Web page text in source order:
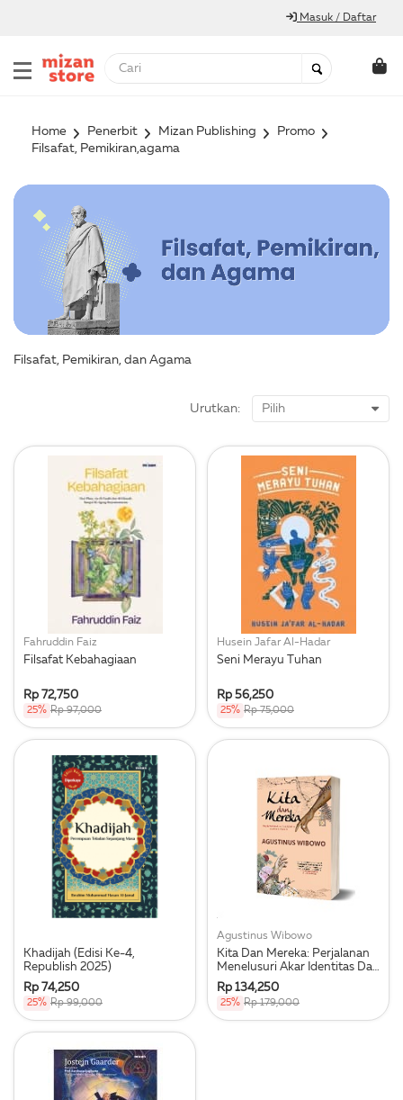
Masuk / Daftar
Home Penerbit Mizan Publishing
Promo
Filsafat, Pemikiran,agama
Filsafat, Pemikiran, dan Agama
Urutkan:
Fahruddin Faiz
Filsafat Kebahagiaan
Rp 72,750
25% Rp 97,000
Husein Jafar Al-Hadar
Seni Merayu Tuhan
Rp 56,250
25% Rp 75,000
Khadijah (Edisi Ke-4,
Republish 2025)
Rp 74,250
25% Rp 99,000
Agustinus Wibowo
Kita Dan Mereka: Perjalanan
Menelusuri Akar Identitas Dan
Konflik Manusia
Rp 134,250
25% Rp 179,000